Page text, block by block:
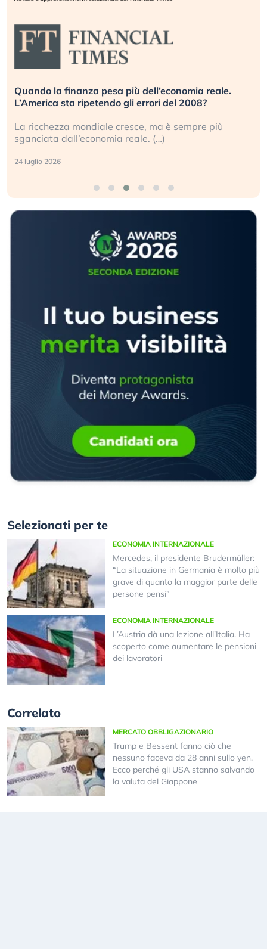
Quando la finanza pesa più dell’economia reale.
L’America sta ripetendo gli errori del 2008?
La ricchezza mondiale cresce, ma è sempre più
sganciata dall’economia reale. (…)
24 luglio 2026
Selezionati per te
ECONOMIA INTERNAZIONALE
Mercedes, il presidente Brudermüller:
“La situazione in Germania è molto più
grave di quanto la maggior parte delle
persone pensi”
ECONOMIA INTERNAZIONALE
L’Austria dà una lezione all’Italia. Ha
scoperto come aumentare le pensioni
dei lavoratori
Correlato
MERCATO OBBLIGAZIONARIO
Trump e Bessent fanno ciò che
nessuno faceva da 28 anni sullo yen.
Ecco perché gli USA stanno salvando
la valuta del Giappone